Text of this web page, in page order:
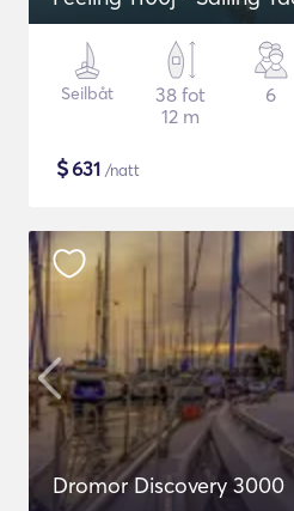
Seilbåt
38 fot
12 m
6
$631 /natt
Dromor Discovery 3000